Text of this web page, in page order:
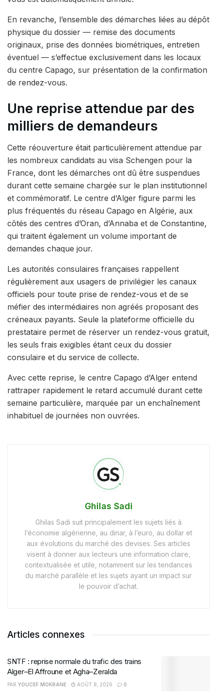
En revanche, l’ensemble des démarches liées au dépôt
physique du dossier — remise des documents
originaux, prise des données biométriques, entretien
éventuel — s’effectue exclusivement dans les locaux
du centre Capago, sur présentation de la confirmation
de rendez-vous.
Une reprise attendue par des
milliers de demandeurs
Cette réouverture était particulièrement attendue par
les nombreux candidats au visa Schengen pour la
France, dont les démarches ont dû être suspendues
durant cette semaine chargée sur le plan institutionnel
et commémoratif. Le centre d’Alger figure parmi les
plus fréquentés du réseau Capago en Algérie, aux
côtés des centres d’Oran, d’Annaba et de Constantine,
qui traitent également un volume important de
demandes chaque jour.
Les autorités consulaires françaises rappellent
régulièrement aux usagers de privilégier les canaux
officiels pour toute prise de rendez-vous et de se
méfier des intermédiaires non agréés proposant des
créneaux payants. Seule la plateforme officielle du
prestataire permet de réserver un rendez-vous gratuit,
les seuls frais exigibles étant ceux du dossier
consulaire et du service de collecte.
Avec cette reprise, le centre Capago d’Alger entend
rattraper rapidement le retard accumulé durant cette
semaine particulière, marquée par un enchaînement
inhabituel de journées non ouvrées.
Ghilas Sadi
Ghilas Sadi suit principalement les sujets liés à
l’économie algérienne, au dinar, à l’euro, au dollar et
aux évolutions du marché des devises. Ses articles
visent à donner aux lecteurs une information claire,
contextualisée et utile, notamment sur les tendances
du marché parallèle et les sujets ayant un impact sur
le pouvoir d’achat.
Articles connexes
SNTF : reprise normale du trafic des trains
Alger–El Affroune et Agha–Zeralda
PAR YOUCEF MOKRANE AOÛT 8, 2026 0